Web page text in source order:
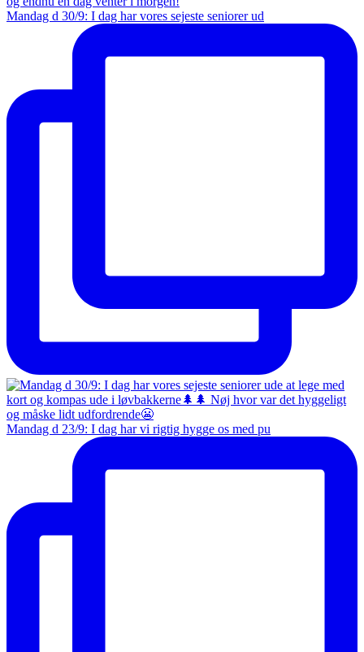
Mandag d 30/9: I dag har vores sejeste seniorer ud
Mandag d 23/9: I dag har vi rigtig hygge os med pu